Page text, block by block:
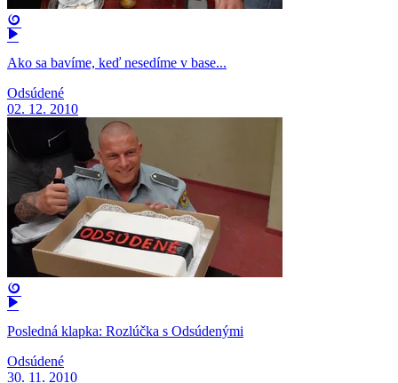
Ako sa bavíme, keď nesedíme v base...
Odsúdené
02. 12. 2010
Posledná klapka: Rozlúčka s Odsúdenými
Odsúdené
30. 11. 2010